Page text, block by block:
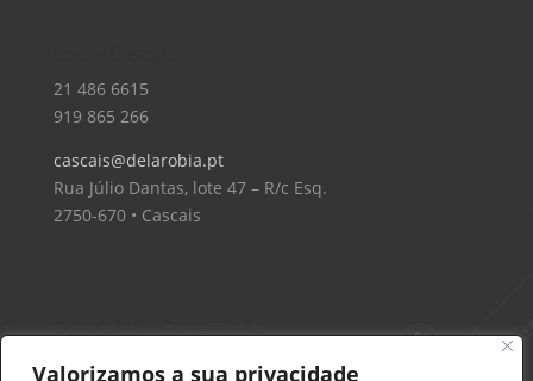
Valorizamos a sua privacidade
21 486 6615
919 865 266
cascais@delarobia.pt
Rua Júlio Dantas, lote 47 – R/c Esq.
2750-670 • Cascais
Delarobia – Construção
912 441 514